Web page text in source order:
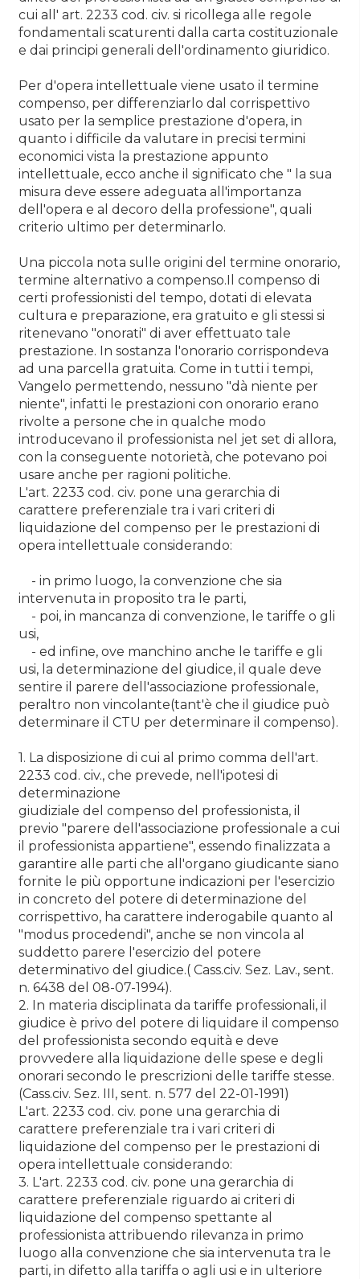
cui all' art. 2233 cod. civ. si ricollega alle regole
fondamentali scaturenti dalla carta costituzionale
e dai principi generali dell'ordinamento giuridico.
Per d'opera intellettuale viene usato il termine
compenso, per differenziarlo dal corrispettivo
usato per la semplice prestazione d'opera, in
quanto i difficile da valutare in precisi termini
economici vista la prestazione appunto
intellettuale, ecco anche il significato che " la sua
misura deve essere adeguata all'importanza
dell'opera e al decoro della professione", quali
criterio ultimo per determinarlo.
Una piccola nota sulle origini del termine onorario,
termine alternativo a compenso.Il compenso di
certi professionisti del tempo, dotati di elevata
cultura e preparazione, era gratuito e gli stessi si
ritenevano "onorati" di aver effettuato tale
prestazione. In sostanza l'onorario corrispondeva
ad una parcella gratuita. Come in tutti i tempi,
Vangelo permettendo, nessuno "dà niente per
niente", infatti le prestazioni con onorario erano
rivolte a persone che in qualche modo
introducevano il professionista nel jet set di allora,
con la conseguente notorietà, che potevano poi
usare anche per ragioni politiche.
L'art. 2233 cod. civ. pone una gerarchia di
carattere preferenziale tra i vari criteri di
liquidazione del compenso per le prestazioni di
opera intellettuale considerando:
- in primo luogo, la convenzione che sia
intervenuta in proposito tra le parti,
- poi, in mancanza di convenzione, le tariffe o gli
usi,
- ed infine, ove manchino anche le tariffe e gli
usi, la determinazione del giudice, il quale deve
sentire il parere dell'associazione professionale,
peraltro non vincolante(tant'è che il giudice può
determinare il CTU per determinare il compenso).
1. La disposizione di cui al primo comma dell'art.
2233 cod. civ., che prevede, nell'ipotesi di
determinazione
giudiziale del compenso del professionista, il
previo "parere dell'associazione professionale a cui
il professionista appartiene", essendo finalizzata a
garantire alle parti che all'organo giudicante siano
fornite le più opportune indicazioni per l'esercizio
in concreto del potere di determinazione del
corrispettivo, ha carattere inderogabile quanto al
"modus procedendi", anche se non vincola al
suddetto parere l'esercizio del potere
determinativo del giudice.( Cass.civ. Sez. Lav., sent.
n. 6438 del 08-07-1994).
2. In materia disciplinata da tariffe professionali, il
giudice è privo del potere di liquidare il compenso
del professionista secondo equità e deve
provvedere alla liquidazione delle spese e degli
onorari secondo le prescrizioni delle tariffe stesse.
(Cass.civ. Sez. III, sent. n. 577 del 22-01-1991)
L'art. 2233 cod. civ. pone una gerarchia di
carattere preferenziale tra i vari criteri di
liquidazione del compenso per le prestazioni di
opera intellettuale considerando:
3. L'art. 2233 cod. civ. pone una gerarchia di
carattere preferenziale riguardo ai criteri di
liquidazione del compenso spettante al
professionista attribuendo rilevanza in primo
luogo alla convenzione che sia intervenuta tra le
parti, in difetto alla tariffa o agli usi e in ulteriore